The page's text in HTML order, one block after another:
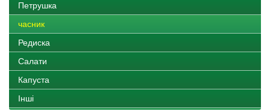
Петрушка
часник
Редиска
Салати
Капуста
Іншi